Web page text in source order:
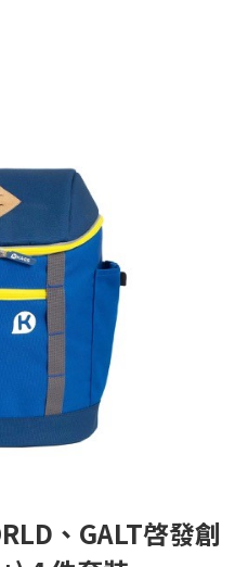
、GALT啓發創